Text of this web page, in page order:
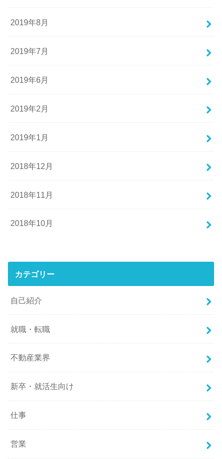
2019年8月
2019年7月
2019年6月
2019年2月
2019年1月
2018年12月
2018年11月
2018年10月
カテゴリー
自己紹介
就職・転職
不動産業界
新卒・就活生向け
仕事
営業